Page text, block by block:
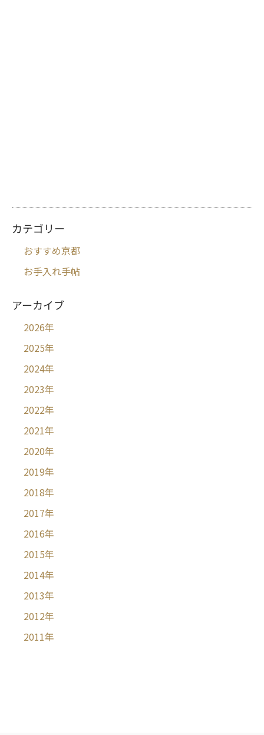
カテゴリー
おすすめ京都
お手入れ手帖
アーカイブ
2026年
2025年
2024年
2023年
2022年
2021年
2020年
2019年
2018年
2017年
2016年
2015年
2014年
2013年
2012年
2011年